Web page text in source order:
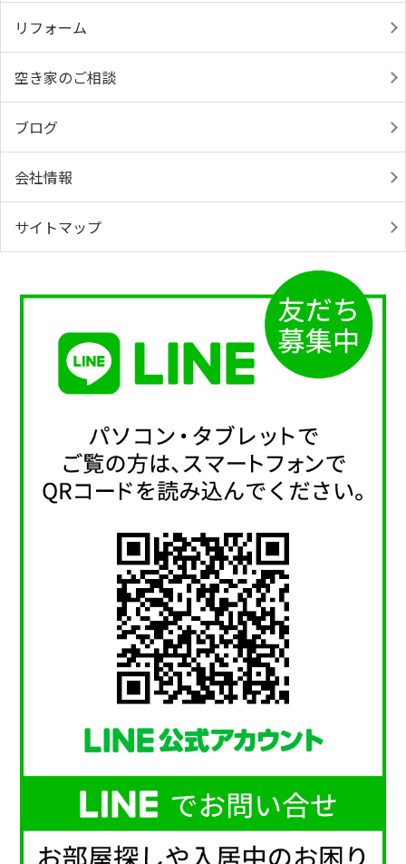
リフォーム
空き家のご相談
ブログ
会社情報
サイトマップ